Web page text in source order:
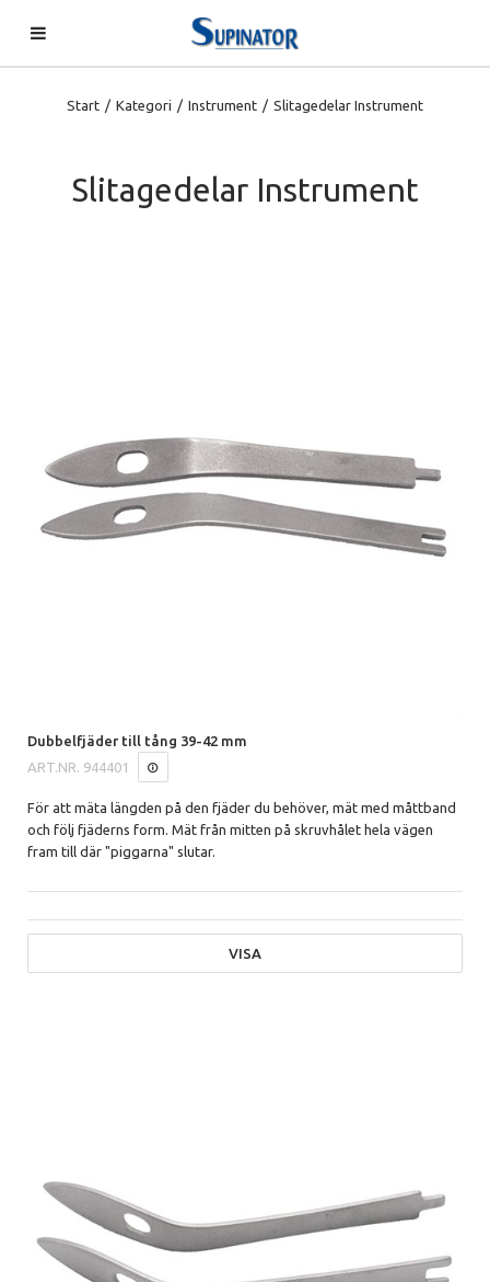
Start / Kategori / Instrument / Slitagedelar Instrument
Slitagedelar Instrument
Dubbelfjäder till tång 39-42 mm
ART.NR. 944401
För att mäta längden på den fjäder du behöver, mät med måttband
och följ fjäderns form. Mät från mitten på skruvhålet hela vägen
fram till där "piggarna" slutar.
VISA